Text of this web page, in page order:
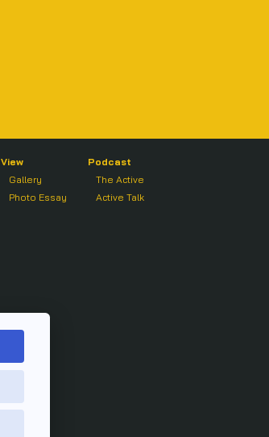
View
Gallery
Photo Essay
Podcast
The Active
Active Talk